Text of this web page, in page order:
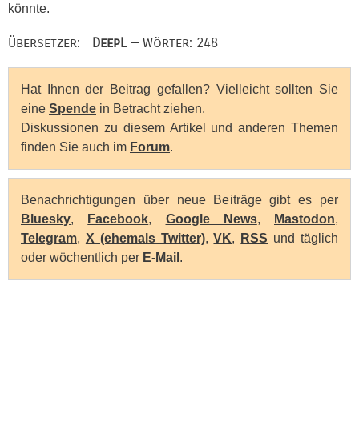
könnte.
Übersetzer: DeepL— Wörter: 248
Hat Ihnen der Beitrag gefallen? Vielleicht sollten Sie
eine Spende in Betracht ziehen.
Diskussionen zu diesem Artikel und anderen Themen
finden Sie auch im Forum.
Benachrichtigungen über neue Beiträge gibt es per
Bluesky, Facebook, Google News, Mastodon,
Telegram, X (ehemals Twitter),VK, RSS und täglich
oder wöchentlich per E-Mail .